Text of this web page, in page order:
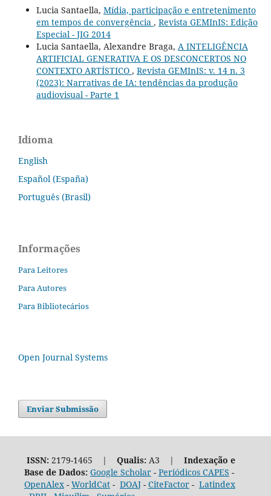
Lucia Santaella, Mídia, participação e entretenimento
em tempos de convergência , Revista GEMInIS: Edição
Especial - JIG 2014
Lucia Santaella, Alexandre Braga, A INTELIGÊNCIA
ARTIFICIAL GENERATIVA E OS DESCONCERTOS NO
CONTEXTO ARTÍSTICO , Revista GEMInIS: v. 14 n. 3
(2023): Narrativas de IA: tendências da produção
audiovisual - Parte 1
Idioma
English
Español (España)
Português (Brasil)
Informações
Para Leitores
Para Autores
Para Bibliotecários
Open Journal Systems
Enviar Submissão
ISSN:2179-1465 | Qualis:A3 | Indexação e
Base de Dados: Google Scholar- Periódicos CAPES -
OpenAlex- WorldCat- DOAJ- CiteFactor- Latindex